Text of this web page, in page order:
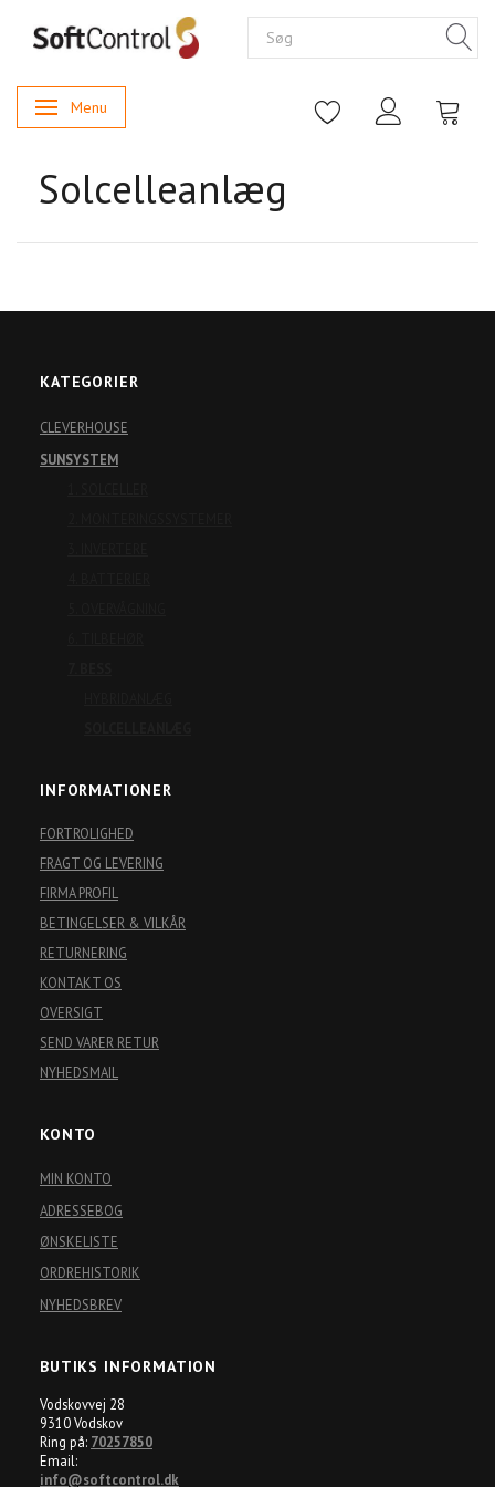
Skifte navigation
Menu
Solcelleanlæg
KATEGORIER
CLEVERHOUSE
SUNSYSTEM
INFORMATIONER
FORTROLIGHED
FRAGT OG LEVERING
FIRMA PROFIL
BETINGELSER & VILKÅR
RETURNERING
KONTAKT OS
OVERSIGT
SEND VARER RETUR
NYHEDSMAIL
KONTO
MIN KONTO
ADRESSEBOG
ØNSKELISTE
ORDREHISTORIK
NYHEDSBREV
BUTIKS INFORMATION
Vodskovvej 28
9310 Vodskov
Ring på: 70257850
Email:
info@softcontrol.dk